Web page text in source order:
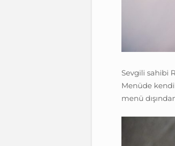
Sevgili sahibi
Menüde
menü